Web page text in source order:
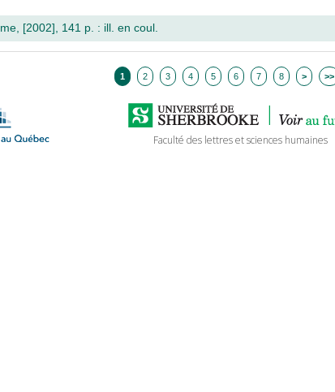
[2002], 141 p. : ill. en coul.
1 2 3 4 5 6 7 8 > >>
Faculté des lettres et sciences humaines